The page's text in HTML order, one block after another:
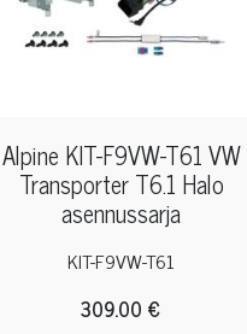
Alpine KIT-F9VW-T61 VW
Transporter T6.1 Halo
asennussarja
KIT-F9VW-T61
309.00 €